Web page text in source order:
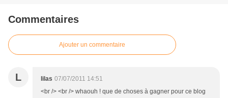
Commentaires
Ajouter un commentaire
L lilas 07/07/2011 14:51
<br /> <br /> whaouh ! que de choses à gagner pour ce blog